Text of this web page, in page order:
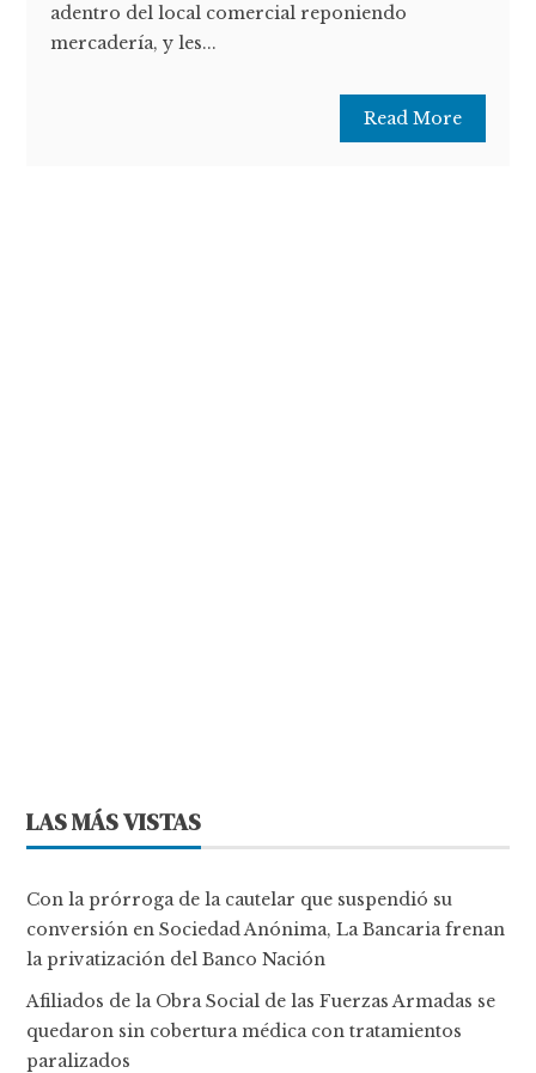
adentro del local comercial reponiendo
mercadería, y les...
Read More
LAS MÁS VISTAS
Con la prórroga de la cautelar que suspendió su
conversión en Sociedad Anónima, La Bancaria frenan
la privatización del Banco Nación
Afiliados de la Obra Social de las Fuerzas Armadas se
quedaron sin cobertura médica con tratamientos
paralizados